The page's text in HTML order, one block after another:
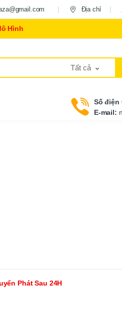
Địa chỉ
Hình
Tất cả
Số điện
E-mail:
Phát Sau 24H